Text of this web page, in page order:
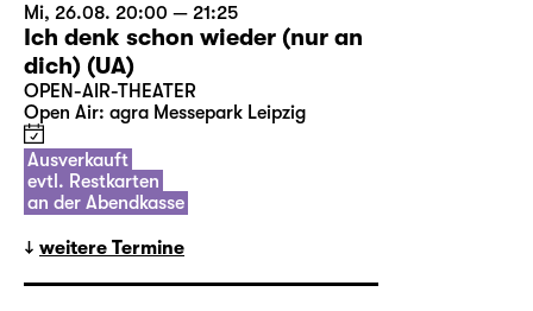
Mi, 26.08. 20:00 — 21:25
Ich denk schon wieder (nur an
dich) (UA)
OPEN-AIR-THEATER
Open Air: agra Messepark Leipzig
Ausverkauft
evtl. Restkarten
an der Abendkasse
weitere Termine